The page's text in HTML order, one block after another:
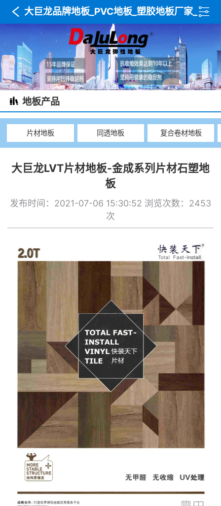
大巨龙品牌地板_PVC地板_塑胶地板厂家_
木纹地板_复合卷材地板_武汉达利美建材
地板产品
片材地板 同透地板 复合卷材地板
大巨龙LVT片材地板-金成系列片材石塑地
板
发布时间：2021-07-06 15:30:52 浏览次数：2453
次